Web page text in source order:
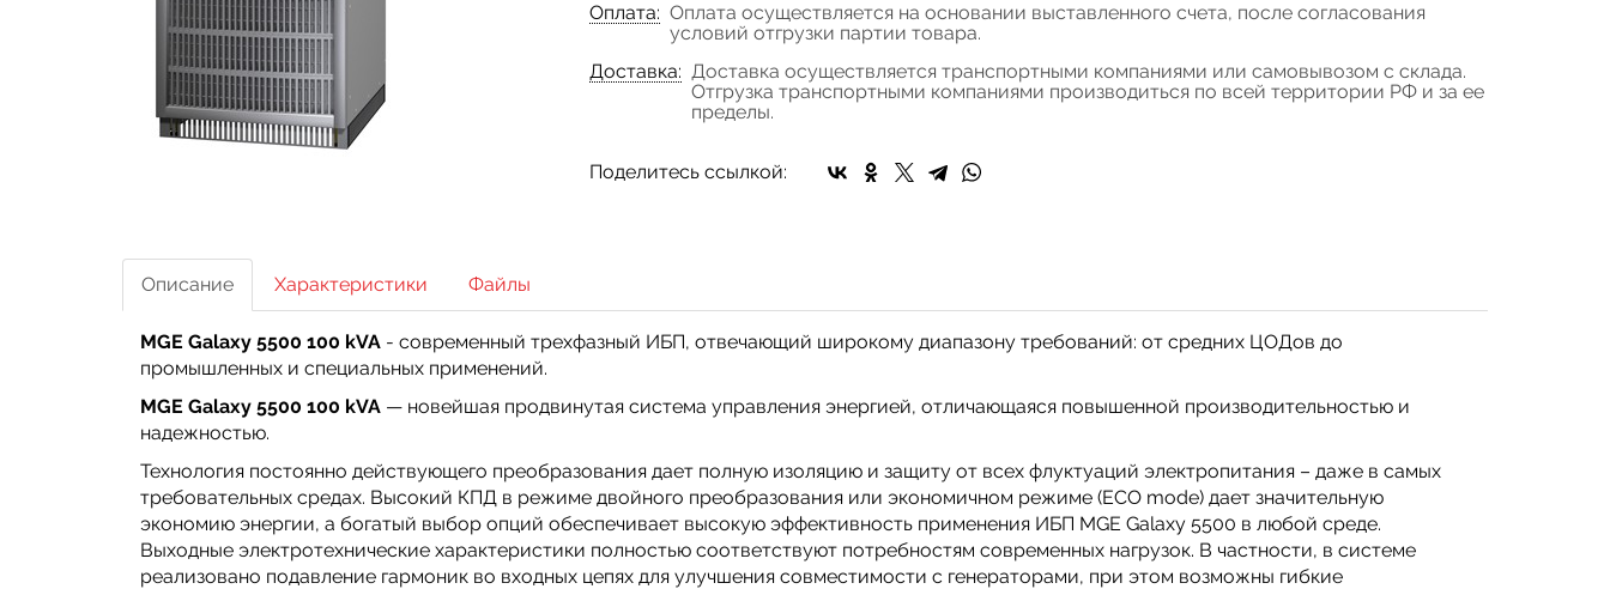
Оплата: Оплата осуществляется на основании выставленного счета, после согласования
условий отгрузки партии товара.
Доставка: Доставка осуществляется транспортными компаниями или самовывозом с склада.
Отгрузка транспортными компаниями производиться по всей территории РФ и за ее
пределы.
Поделитесь ссылкой:
Описание Характеристики Файлы
MGE Galaxy 5500 100 kVA - современный трехфазный ИБП, отвечающий широкому диапазону требований: от средних ЦОДов до
промышленных и специальных применений.
MGE Galaxy 5500 100 kVA — новейшая продвинутая система управления энергией, отличающаяся повышенной производительностью и
надежностью.
Технология постоянно действующего преобразования дает полную изоляцию и защиту от всех флуктуаций электропитания – даже в самых
требовательных средах. Высокий КПД в режиме двойного преобразования или экономичном режиме (ECO mode) дает значительную
экономию энергии, а богатый выбор опций обеспечивает высокую эффективность применения ИБП MGE Galaxy 5500 в любой среде.
Выходные электротехнические характеристики полностью соответствуют потребностям современных нагрузок. В частности, в системе
реализовано подавление гармоник во входных цепях для улучшения совместимости с генераторами, при этом возможны гибкие